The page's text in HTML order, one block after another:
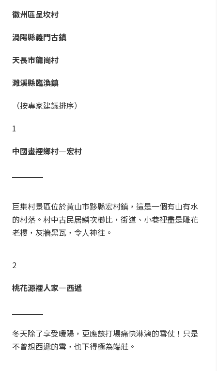
徽州區呈坎村
渦陽縣義門古鎮
天長市龍崗村
濉溪縣臨渙鎮
（按專家建議排序）
1
中國畫裡鄉村—宏村
巨集村景區位於黃山市黟縣宏村鎮，這是一個有山有水
的村落。村中古民居鱗次櫛比，街道、小巷裡盡是雕花
老樓，灰牆黑瓦，令人神往。
2
桃花源裡人家—西遞
冬天除了享受暖陽，更應該打場痛快淋漓的雪仗！只是
不曾想西遞的雪，也下得極為端莊。